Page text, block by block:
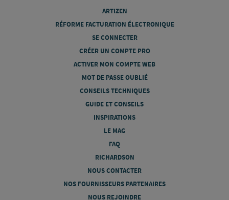
ARTIZEN
RÉFORME FACTURATION ÉLECTRONIQUE
SE CONNECTER
CRÉER UN COMPTE PRO
ACTIVER MON COMPTE WEB
MOT DE PASSE OUBLIÉ
CONSEILS TECHNIQUES
GUIDE ET CONSEILS
INSPIRATIONS
LE MAG
FAQ
RICHARDSON
NOUS CONTACTER
NOS FOURNISSEURS PARTENAIRES
NOUS REJOINDRE